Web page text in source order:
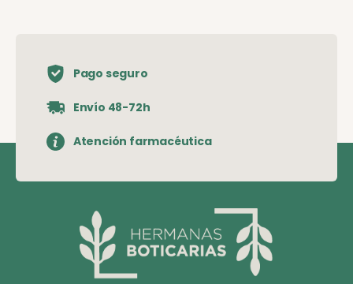
Pago seguro
Envío 48-72h
Atención farmacéutica